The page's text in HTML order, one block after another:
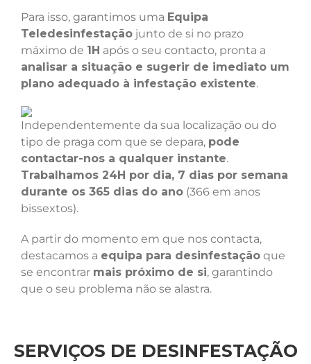
Para isso, garantimos uma Equipa
Teledesinfestação junto de si no prazo
máximo de 1H após o seu contacto, pronta a
analisar a situação e sugerir de imediato um
plano adequado à infestação existente.
Independentemente da sua localização ou do
tipo de praga com que se depara, pode
contactar-nos a qualquer instante.
Trabalhamos 24H por dia, 7 dias por semana
durante os 365 dias do ano (366 em anos
bissextos).
A partir do momento em que nos contacta,
destacamos a equipa para desinfestação que
se encontrar mais próximo de si, garantindo
que o seu problema não se alastra.
SERVIÇOS DE DESINFESTAÇÃO